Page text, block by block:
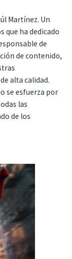
Martínez. Un
que ha dedicado
de
de contenido,
alta calidad.
se esfuerza por
las
de los